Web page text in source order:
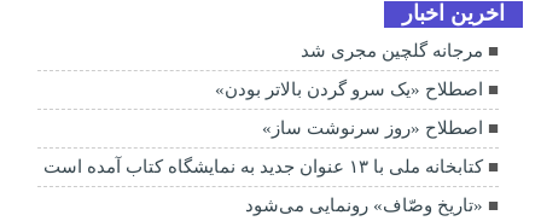
اخرین اخبار
مرجانه گلچین مجری شد
اصطلاح «یک سرو گردن بالاتر بودن»
اصطلاح «روز سرنوشت ساز»
کتابخانه ملی با ۱۳ عنوان جدید به نمایشگاه کتاب آمده است
«تاریخ وصّاف» رونمایی می‌شود